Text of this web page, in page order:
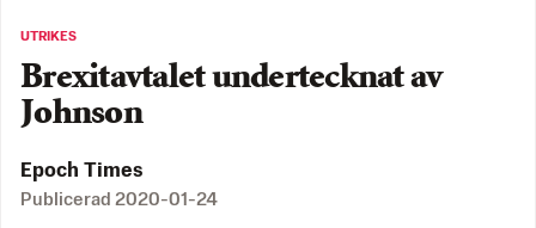
UTRIKES
Brexitavtalet undertecknat av
Johnson
Epoch Times
Publicerad 2020-01-24